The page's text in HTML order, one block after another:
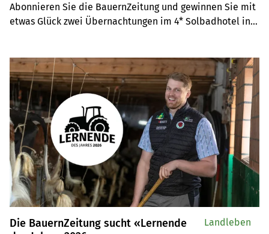
Abonnieren Sie die BauernZeitung und gewinnen Sie mit
etwas Glück zwei Übernachtungen im 4* Solbadhotel in
Die BauernZeitung sucht «Lernende
Landleben